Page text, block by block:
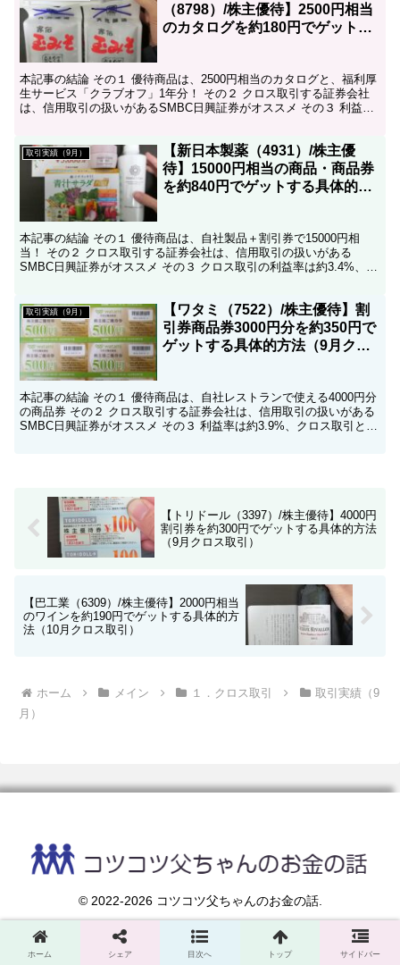
（8798）/株主優待】2500円相当
のカタログを約180円でゲットす
本記事の結論 その１ 優待商品は、2500円相当のカタログと、福利厚
生サービス「クラブオフ」1年分！ その２ クロス取引する証券会社
は、信用取引の扱いがあるSMBC日興証券がオススメ その３ 利益率
取引実績（9月）
【新日本製薬（4931）/株主優
待】15000円相当の商品・商品券
を約840円でゲットする具体的方
本記事の結論 その１ 優待商品は、自社製品＋割引券で15000円相
当！ その２ クロス取引する証券会社は、信用取引の扱いがある
SMBC日興証券がオススメ その３ クロス取引の利益率は約3.4%、ク
取引実績（9月）
【ワタミ（7522）/株主優待】割
引券商品券3000円分を約350円で
ゲットする具体的方法（9月クロ
本記事の結論 その１ 優待商品は、自社レストランで使える4000円分
の商品券 その２ クロス取引する証券会社は、信用取引の扱いがある
SMBC日興証券がオススメ その３ 利益率は約3.9%、クロス取引とし
【トリドール（3397）/株主優待】4000円
割引券を約300円でゲットする具体的方法
（9月クロス取引）
【巴工業（6309）/株主優待】2000円相当
のワインを約190円でゲットする具体的方
法（10月クロス取引）
ホーム メイン １．クロス取引
取引実績（9
月）
© 2022-2026 コツコツ父ちゃんのお金の話.
ホーム シェア 目次へ トップ サイドバー